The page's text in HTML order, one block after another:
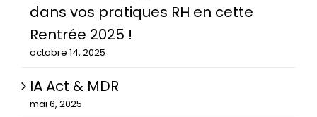
dans vos pratiques RH en cette
Rentrée 2025 !
octobre 14, 2025
IA Act & MDR
mai 6, 2025